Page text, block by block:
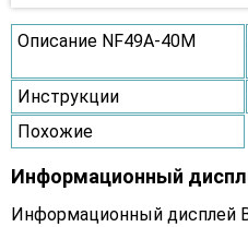
Описание NF49A-40M
Инструкции
Похожие
Информационный
Информационный дисплей